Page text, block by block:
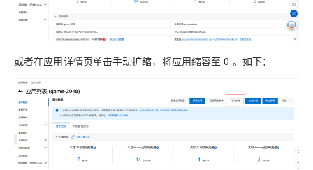
或者在应用详情页单击手动扩缩，将应用缩容至0 。如下：